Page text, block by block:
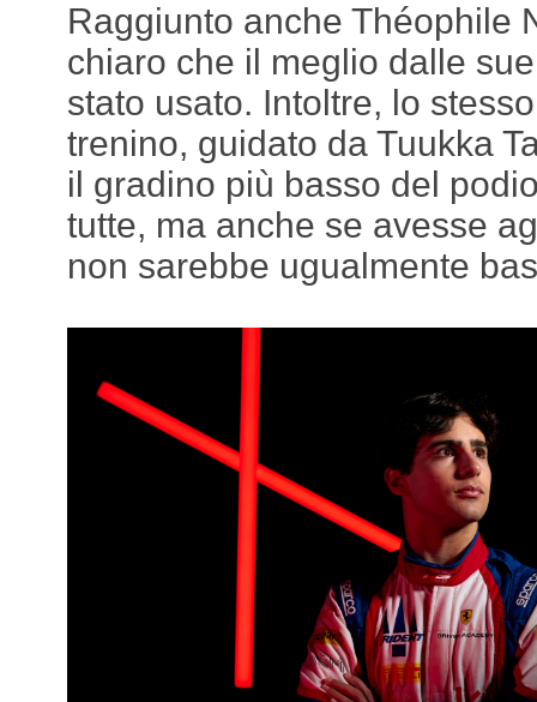
Raggiunto anche Théophile
chiaro che il meglio dalle
stato usato. Intoltre, lo
trenino, guidato da Tuukka
il gradino più basso del
tutte, ma anche se avesse
non sarebbe ugualmente